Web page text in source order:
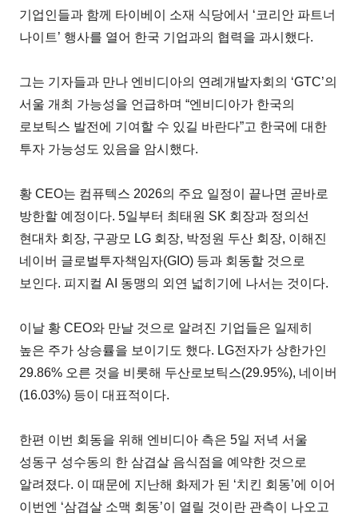
기업인들과 함께 타이베이 소재 식당에서 ‘코리안 파트너
나이트’ 행사를 열어 한국 기업과의 협력을 과시했다.
그는 기자들과 만나 엔비디아의 연례개발자회의 ‘GTC’의
서울 개최 가능성을 언급하며 “엔비디아가 한국의
로보틱스 발전에 기여할 수 있길 바란다”고 한국에 대한
투자 가능성도 있음을 암시했다.
황 CEO는 컴퓨텍스 2026의 주요 일정이 끝나면 곧바로
방한할 예정이다. 5일부터 최태원 SK 회장과 정의선
현대차 회장, 구광모 LG 회장, 박정원 두산 회장, 이해진
네이버 글로벌투자책임자(GIO) 등과 회동할 것으로
보인다. 피지컬 AI 동맹의 외연 넓히기에 나서는 것이다.
이날 황 CEO와 만날 것으로 알려진 기업들은 일제히
높은 주가 상승률을 보이기도 했다. LG전자가 상한가인
29.86% 오른 것을 비롯해 두산로보틱스(29.95%), 네이버
(16.03%) 등이 대표적이다.
한편 이번 회동을 위해 엔비디아 측은 5일 저녁 서울
성동구 성수동의 한 삼겹살 음식점을 예약한 것으로
알려졌다. 이 때문에 지난해 화제가 된 ‘치킨 회동’에 이어
이번엔 ‘삼겹살 소맥 회동’이 열릴 것이란 관측이 나오고